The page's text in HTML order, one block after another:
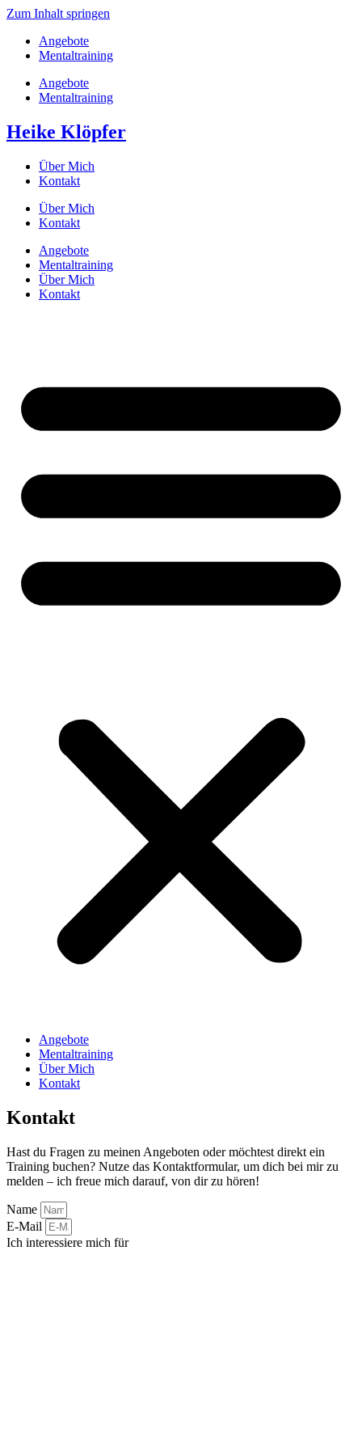
Zum Inhalt springen
Angebote
Mentaltraining
Angebote
Mentaltraining
Heike Klöpfer
Über Mich
Kontakt
Über Mich
Kontakt
Angebote
Mentaltraining
Über Mich
Kontakt
Angebote
Mentaltraining
Über Mich
Kontakt
Kontakt
Hast du Fragen zu meinen Angeboten oder möchtest direkt ein
Training buchen? Nutze das Kontaktformular, um dich bei mir zu
melden – ich freue mich darauf, von dir zu hören!
Name
E-Mail
Ich interessiere mich für